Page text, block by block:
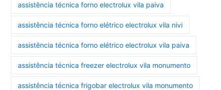
assistência técnica forno electrolux vila paiva
assistência técnica forno elétrico electrolux vila nivi
assistência técnica forno elétrico electrolux vila paiva
assistência técnica freezer electrolux vila monumento
assistência técnica frigobar electrolux vila monumento